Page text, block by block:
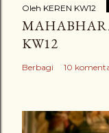
Oleh KEREN KW12
KW12
Berbagi 10